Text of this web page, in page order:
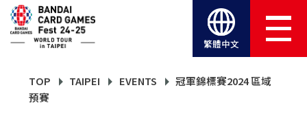
繁體中文
TOP TAIPEI EVENTS
冠軍錦標賽2024 區域
預賽